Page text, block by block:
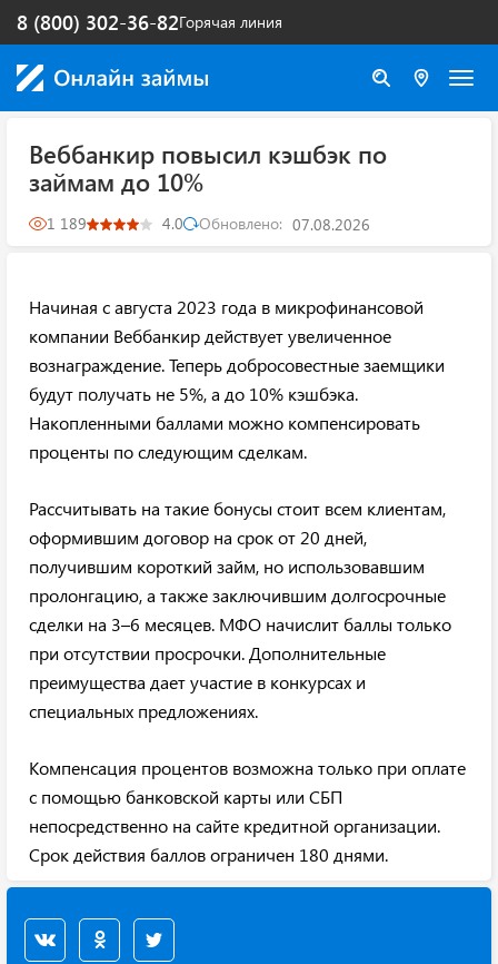
Горячая линия
8 (800) 302-36-82
Веббанкир повысил кэшбэк по
займам до 10%
1 189 4.0 Обновлено: 07.08.2026
Начиная с августа 2023 года в микрофинансовой
компании Веббанкир действует увеличенное
вознаграждение. Теперь добросовестные заемщики
будут получать не 5%, а до 10% кэшбэка.
Накопленными баллами можно компенсировать
проценты по следующим сделкам.
Рассчитывать на такие бонусы стоит всем клиентам,
оформившим договор на срок от 20 дней,
получившим короткий займ, но использовавшим
пролонгацию, а также заключившим долгосрочные
сделки на 3–6 месяцев. МФО начислит баллы только
при отсутствии просрочки. Дополнительные
преимущества дает участие в конкурсах и
специальных предложениях.
Компенсация процентов возможна только при оплате
с помощью банковской карты или СБП
непосредственно на сайте кредитной организации.
Срок действия баллов ограничен 180 днями.